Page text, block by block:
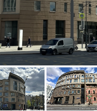
данных